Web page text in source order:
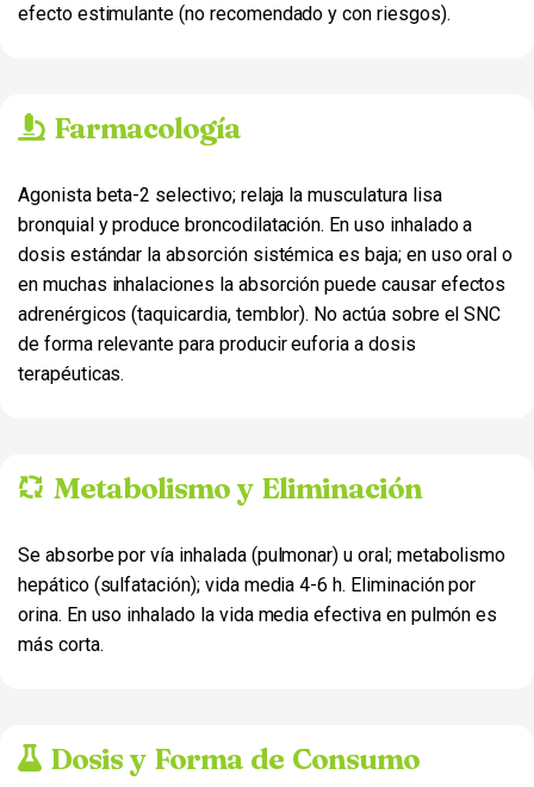
efecto estimulante (no recomendado y con riesgos).
Farmacología
Agonista beta-2 selectivo; relaja la musculatura lisa
bronquial y produce broncodilatación. En uso inhalado a
dosis estándar la absorción sistémica es baja; en uso oral o
en muchas inhalaciones la absorción puede causar efectos
adrenérgicos (taquicardia, temblor). No actúa sobre el SNC
de forma relevante para producir euforia a dosis
terapéuticas.
Metabolismo y Eliminación
Se absorbe por vía inhalada (pulmonar) u oral; metabolismo
hepático (sulfatación); vida media 4-6 h. Eliminación por
orina. En uso inhalado la vida media efectiva en pulmón es
más corta.
Dosis y Forma de Consumo